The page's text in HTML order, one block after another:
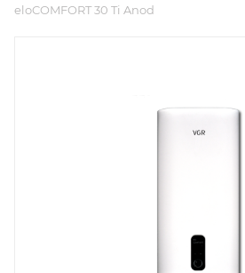
eloCOMFORT 30 Ti Anod